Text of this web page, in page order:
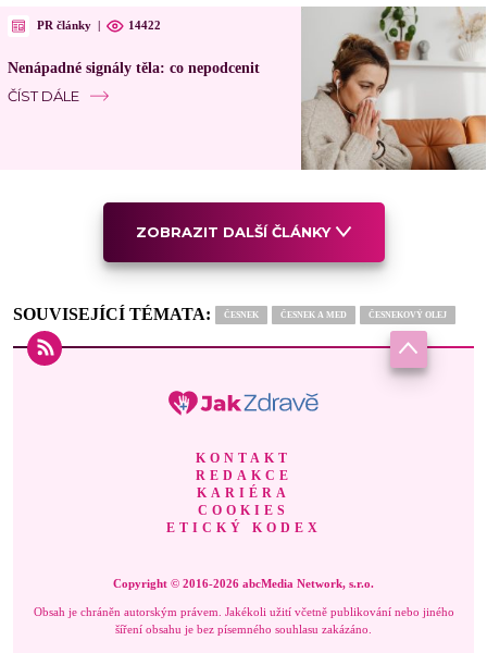
PR články | 14422
Nenápadné signály těla: co nepodcenit
ČÍST DÁLE
ZOBRAZIT DALŠÍ ČLÁNKY
SOUVISEJÍCÍ TÉMATA: ČESNEK ČESNEK A MED ČESNEKOVÝ OLEJ
KONTAKT
REDAKCE
KARIÉRA
COOKIES
ETICKÝ KODEX
Copyright © 2016-2026 abcMedia Network, s.r.o.
Obsah je chráněn autorským právem. Jakékoli užití včetně publikování nebo jiného
šíření obsahu je bez písemného souhlasu zakázáno.